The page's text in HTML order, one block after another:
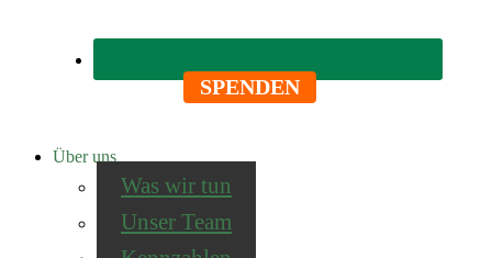
SPENDEN
Über uns
Was wir tun
Unser Team